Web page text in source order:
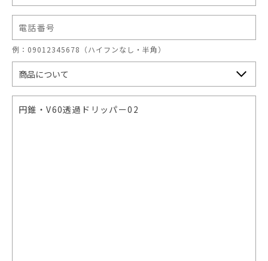
例：09012345678（ハイフンなし・半角）